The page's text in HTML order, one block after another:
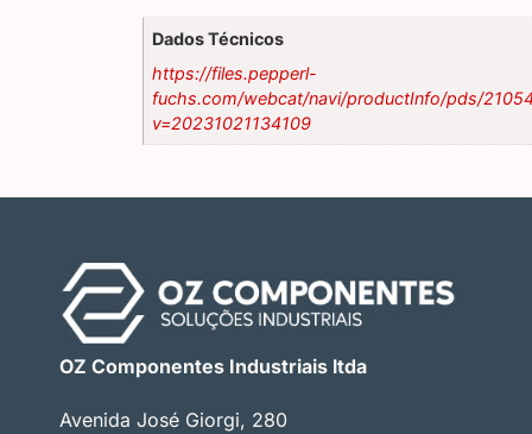
Dados Técnicos
https://files.pepperl-
fuchs.com/webcat/navi/productInfo/pds/
v=20231021134109
OZ Componentes Industriais ltda
Avenida José Giorgi, 280